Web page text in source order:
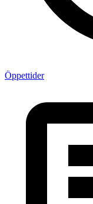
Öppettider